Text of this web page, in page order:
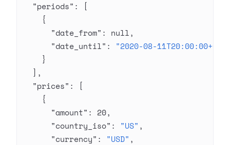
  "periods"
: [
    {
      "date_from"
: null,
      "date_until"
: "2020-08-
    }
  ],
  "prices"
: [
    {
      "amount"
: 20,
      "country_iso"
: "US" ,
      "currency"
: "USD" ,